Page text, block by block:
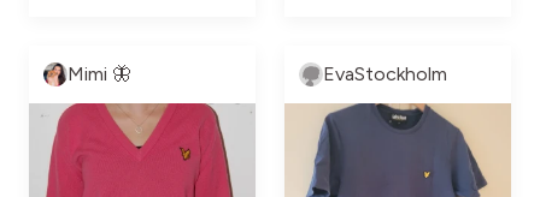
Mimi 🦋 EvaStockholm